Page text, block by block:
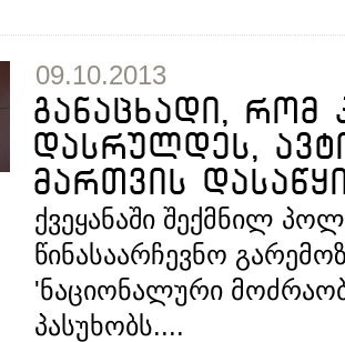
09.10.2013
განაცხადი, რომ
დასრულდეს,
მართვის
ქვეყანაში შექმნილ
წინასაარჩევნო
'ნაციონალური
პასუხობს....